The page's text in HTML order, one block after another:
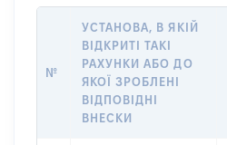
№
УСТАНОВА, В ЯКІЙ
ВІДКРИТІ ТАКІ
РАХУНКИ АБО ДО
ЯКОЇ ЗРОБЛЕНІ
ВІДПОВІДНІ
ВНЕСКИ